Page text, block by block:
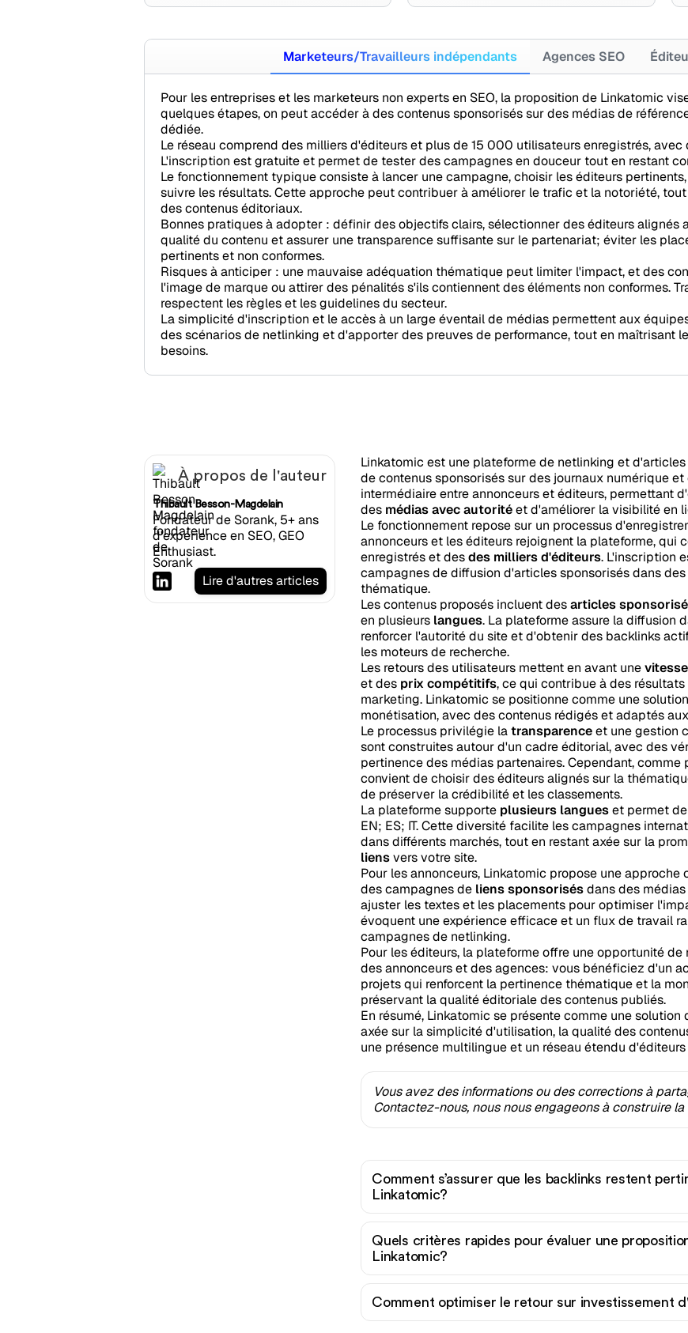
Marketeurs/Travailleurs indépendants Agences SEO
Pour les entreprises et les marketeurs non experts en SEO, la proposition de Linkatomic
quelques étapes, on peut accéder à des contenus sponsorisés sur des médias de
dédiée.
Le réseau comprend des milliers d'éditeurs et plus de 15 000 utilisateurs enregistrés,
L'inscription est gratuite et permet de tester des campagnes en douceur tout en restant
Le fonctionnement typique consiste à lancer une campagne, choisir les éditeurs
suivre les résultats. Cette approche peut contribuer à améliorer le trafic et la notoriété,
des contenus éditoriaux.
Bonnes pratiques à adopter : définir des objectifs clairs, sélectionner des éditeurs alignés
qualité du contenu et assurer une transparence suffisante sur le partenariat; éviter les
pertinents et non conformes.
Risques à anticiper : une mauvaise adéquation thématique peut limiter l'impact, et des
l'image de marque ou attirer des pénalités s'ils contiennent des éléments non conformes.
respectent les règles et les guidelines du secteur.
La simplicité d'inscription et le accès à un large éventail de médias permettent aux
des scénarios de netlinking et d'apporter des preuves de performance, tout en maîtrisant
besoins.
À propos de l'auteur
Thibault Besson-Magdelain
Fondateur de Sorank, 5+ ans
d'expérience en SEO, GEO
Enthusiast.
Lire d'autres articles
Linkatomic est une plateforme de netlinking et
de contenus sponsorisés sur des journaux numérique
intermédiaire entre annonceurs et éditeurs, permettant
des médias avec autoritéet d'améliorer la visibilité en
Le fonctionnement repose sur un processus
annonceurs et les éditeurs rejoignent la plateforme, qui
enregistrés et desdes milliers d'éditeurs. L'inscription
campagnes de diffusion d'articles sponsorisés dans
thématique.
Les contenus proposés incluent desarticles
en plusieurs langues. La plateforme assure la diffusion
renforcer l'autorité du site et d'obtenir des backlinks
les moteurs de recherche.
Les retours des utilisateurs mettent en avant une
et des prix compétitifs, ce qui contribue à des
marketing. Linkatomic se positionne comme une
monétisation, avec des contenus rédigés et adaptés
Le processus privilégie latransparenceet une gestion
sont construites autour d'un cadre éditorial, avec des
pertinence des médias partenaires. Cependant,
convient de choisir des éditeurs alignés sur la
de préserver la crédibilité et les classements.
La plateforme supporte plusieurs langueset permet
EN; ES; IT. Cette diversité facilite les campagnes
dans différents marchés, tout en restant axée sur la
liensvers votre site.
Pour les annonceurs, Linkatomic propose une
des campagnes de liens sponsorisésdans des
ajuster les textes et les placements pour optimiser
évoquent une expérience efficace et un flux de travail
campagnes de netlinking.
Pour les éditeurs, la plateforme offre une opportunité
des annonceurs et des agences: vous bénéficiez d'un
projets qui renforcent la pertinence thématique et la
préservant la qualité éditoriale des contenus publiés.
En résumé, Linkatomic se présente comme une
axée sur la simplicité d'utilisation, la qualité des
une présence multilingue et un réseau étendu
Vous avez des informations ou des corrections à
Contactez-nous, nous nous engageons à construire
Comment s’assurer que les backlinks restent
Linkatomic?
Quels critères rapides pour évaluer une
Linkatomic?
Comment optimiser le retour sur investissement